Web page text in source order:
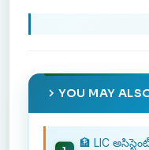
YOU MAY
🏦 LIC